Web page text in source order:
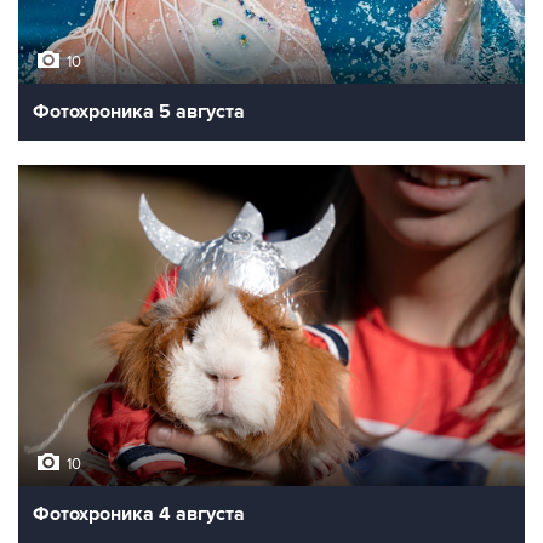
10
Фотохроника 5 августа
10
Фотохроника 4 августа